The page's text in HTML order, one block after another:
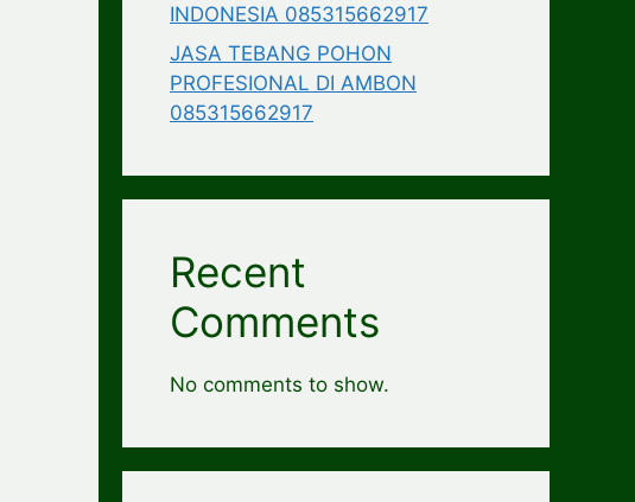
INDONESIA 085315662917
JASA TEBANG POHON
PROFESIONAL DI AMBON
085315662917
Recent
Comments
No comments to show.